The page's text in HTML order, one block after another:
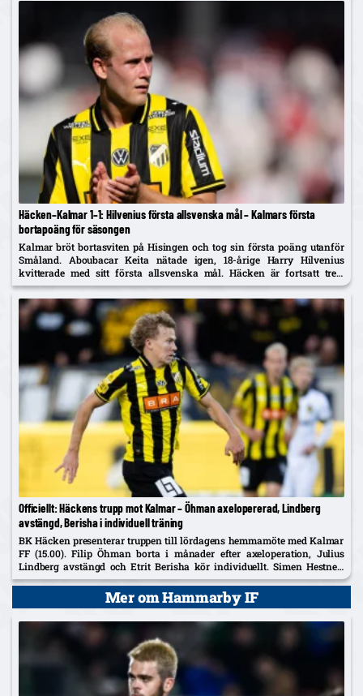
Häcken–Kalmar 1–1: Hilvenius första allsvenska mål – Kalmars första
bortapoäng för säsongen
Kalmar bröt bortasviten på Hisingen och tog sin första poäng utanför
Småland. Aboubacar Keita nätade igen, 18-årige Harry Hilvenius
kvitterade med sitt första allsvenska mål. Häcken är fortsatt trea,
Kalmar kliver upp på tionde plats.
Officiellt: Häckens trupp mot Kalmar – Öhman axelopererad, Lindberg
avstängd, Berisha i individuell träning
BK Häcken presenterar truppen till lördagens hemmamöte med Kalmar
FF (15.00). Filip Öhman borta i månader efter axeloperation, Julius
Lindberg avstängd och Etrit Berisha kör individuellt. Simen Hestnes,
30, hyllas efter hemmadebuten mot AIK.
Mer om Hammarby IF